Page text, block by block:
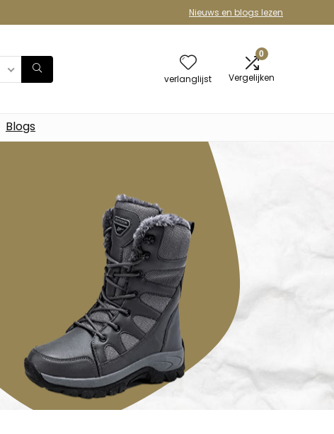
Nieuws en blogs lezen
verlanglijst
0
Vergelijken
Blogs